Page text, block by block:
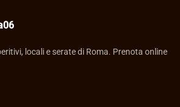
locali e serate di Roma. Prenota online